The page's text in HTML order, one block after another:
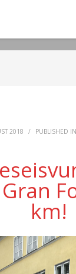
2018 / PUBLISHED IN
km!